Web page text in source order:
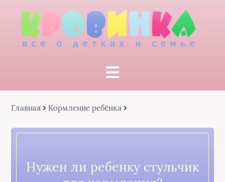
Главная Кормление ребёнка
Нужен ли ребенку стульчик